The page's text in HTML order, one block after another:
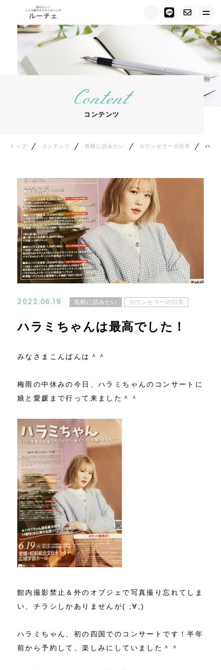
トップ
ルーチェについて
キャンペーン情報
カウンセラー紹介
ご相談の流れ
料金について
コンテンツ
ニュース
Content
コンテンツ
トップ コンテンツ 気軽に読みたい カウンセラーの日常
2022.06.19 気軽に読みたい カウンセラーの日常
ハラミちゃんは最高でした！
みなさまこんばんは＾＾
梅雨の中休みの今日、ハラミちゃんのコンサートに
娘と愛媛まで行って来ました＾＾
館内撮影禁止＆外のオブジェで写真撮り忘れてしま
い、チラシしかありませんが( ;∀;)
ハラミちゃん、初の四国でのコンサートです！半年
前から予約して、楽しみにしていました＾＾